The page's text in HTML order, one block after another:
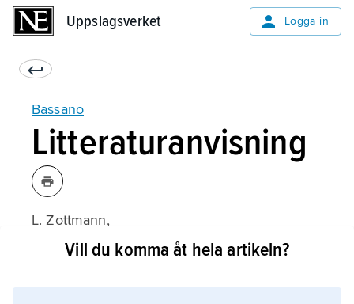
Uppslagsverket Logga in
Bassano
Litteraturanvisning
L. Zottmann,
Zur Kunst der Bassani
Vill du komma åt hela artikeln?